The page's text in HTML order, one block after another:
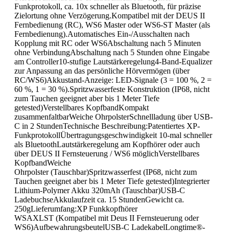
Funkprotokoll, ca. 10x schneller als Bluetooth, für präzise
Zielortung ohne Verzögerung.Kompatibel mit der DEUS II
Fernbedienung (RC), WS6 Master oder WS6-ST Master (als
Fernbedienung).Automatisches Ein-/Ausschalten nach
Kopplung mit RC oder WS6Abschaltung nach 5 Minuten
ohne VerbindungAbschaltung nach 5 Stunden ohne Eingabe
am Controller10-stufige Lautstärkeregelung4-Band-Equalizer
zur Anpassung an das persönliche Hörvermögen (über
RC/WS6)Akkustand-Anzeige: LED-Signale (3 = 100 %, 2 =
60 %, 1 = 30 %).Spritzwasserfeste Konstruktion (IP68, nicht
zum Tauchen geeignet aber bis 1 Meter Tiefe
getested)Verstellbares KopfbandKompakt
zusammenfaltbarWeiche OhrpolsterSchnellladung über USB-
C in 2 StundenTechnische Beschreibung:Patentiertes XP-
FunkprotokollÜbertragungsgeschwindigkeit 10-mal schneller
als BluetoothLautstärkeregelung am Kopfhörer oder auch
über DEUS II Fernsteuerung / WS6 möglichVerstellbares
KopfbandWeiche
Ohrpolster (Tauschbar)Spritzwasserfest (IP68, nicht zum
Tauchen geeignet aber bis 1 Meter Tiefe getested)Integrierter
Lithium-Polymer Akku 320mAh (Tauschbar)USB-C
LadebuchseAkkulaufzeit ca. 15 StundenGewicht ca.
250gLieferumfang:XP Funkkopfhörer
WSAXLST (Kompatibel mit Deus II Fernsteuerung oder
WS6)AufbewahrungsbeutelUSB-C LadekabelLongtime®-